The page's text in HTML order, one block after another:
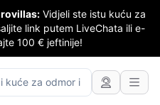
Vidjeli ste istu kuću za
link putem LiveChata ili e-
100 € jeftinije!